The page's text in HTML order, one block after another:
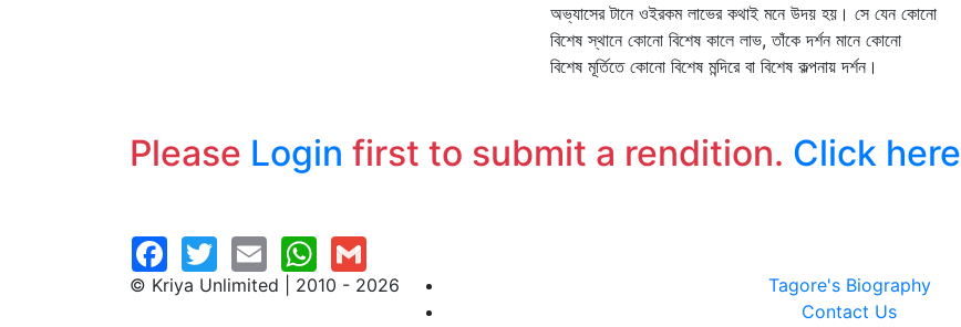
অভ্যাসের টানে ওইরকম লাভের কথাই মনে উদয় হয়। সে যেন কোনো
বিশেষ স্থানে কোনো বিশেষ কালে লাভ, তাঁকে দর্শন মানে কোনো
বিশেষ মূর্তিতে কোনো বিশেষ মন্দিরে বা বিশেষ কল্পনায় দর্শন।
Please Login first to submit a rendition. Click here
© Kriya Unlimited | 2010 - 2026
Tagore's Biography
Contact Us